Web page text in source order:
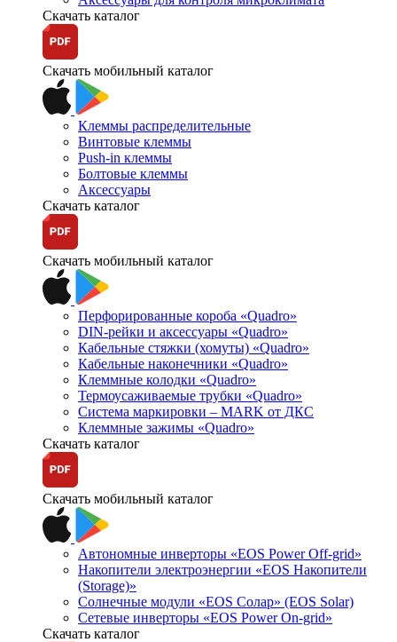
Скачать каталог
Скачать мобильный каталог
Клеммы распределительные
Винтовые клеммы
Push-in клеммы
Болтовые клеммы
Аксессуары
Скачать каталог
Скачать мобильный каталог
Перфорированные короба «Quadro»
DIN-рейки и аксессуары «Quadro»
Кабельные стяжки (хомуты) «Quadro»
Кабельные наконечники «Quadro»
Клеммные колодки «Quadro»
Термоусаживаемые трубки «Quadro»
Система маркировки – MARK от ДКС
Клеммные зажимы «Quadro»
Скачать каталог
Скачать мобильный каталог
Автономные инверторы «EOS Power Off-grid»
Накопители электроэнергии «EOS Накопители
(Storage)»
Солнечные модули «EOS Солар» (EOS Solar)
Сетевые инверторы «EOS Power On-grid»
Скачать каталог